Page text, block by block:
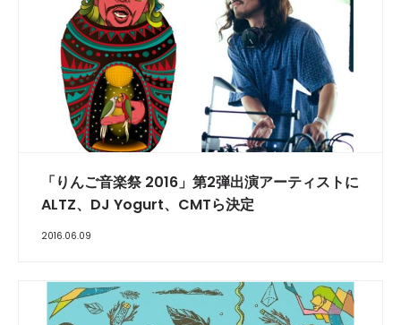
「りんご音楽祭 2016」第2弾出演アーティストに
ALTZ、DJ Yogurt、CMTら決定
2016.06.09